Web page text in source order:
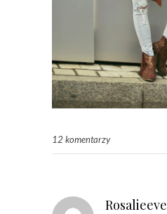
12 komentarzy
Rosalieeve